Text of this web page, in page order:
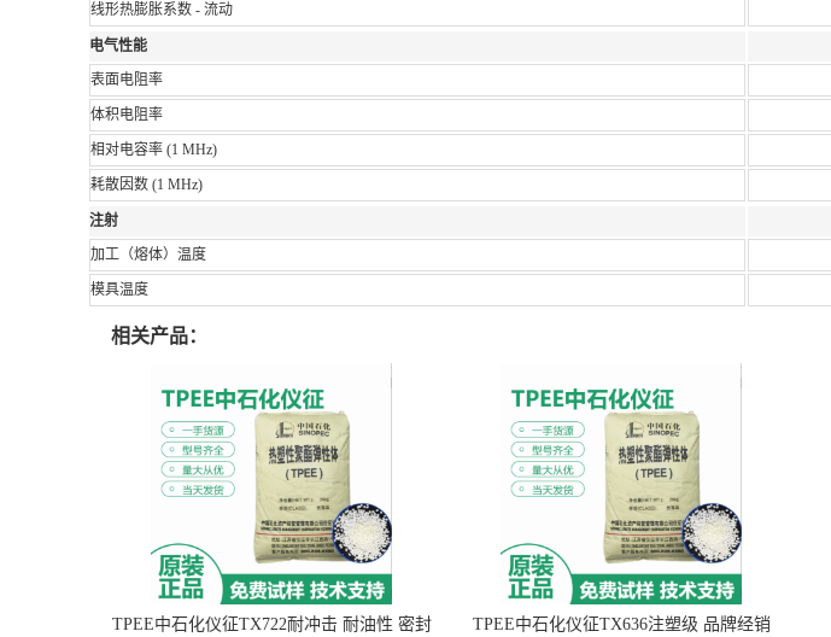
线形热膨胀系数 - 流动
电气性能
表面电阻率
体积电阻率
相对电容率 (1 MHz)
耗散因数 (1 MHz)
注射
加工（熔体）温度
模具温度
相关产品：
TPEE中石化仪征TX722耐冲击 耐油性 密封 TPEE中石化仪征TX636注塑级 品牌经销